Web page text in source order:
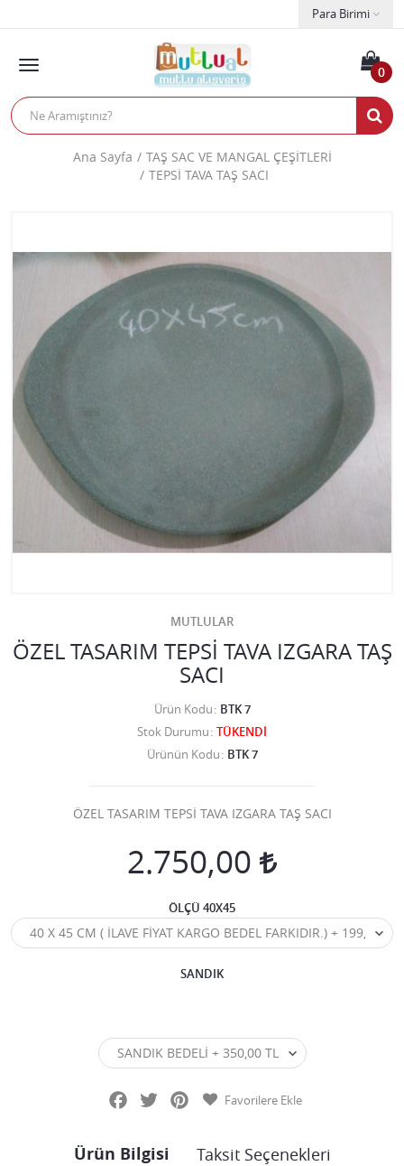
Para Birimi
0
Ana Sayfa
TAŞ SAC VE MANGAL ÇEŞİTLERİ
TEPSİ TAVA TAŞ SACI
MUTLULAR
ÖZEL TASARIM TEPSİ TAVA IZGARA TAŞ
SACI
Ürün Kodu BTK 7
Stok Durumu TÜKENDİ
Ürünün Kodu BTK 7
ÖZEL TASARIM TEPSİ TAVA IZGARA TAŞ SACI
2.750,00
ÖLÇÜ 40X45
SANDIK
FacebookTwitterPinterestFavorilere Ekle
Ürün Bilgisi
Taksit Seçenekleri